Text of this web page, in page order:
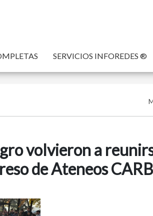
SERVICIOS INFOREDES ®
volvieron a
de Ateneos